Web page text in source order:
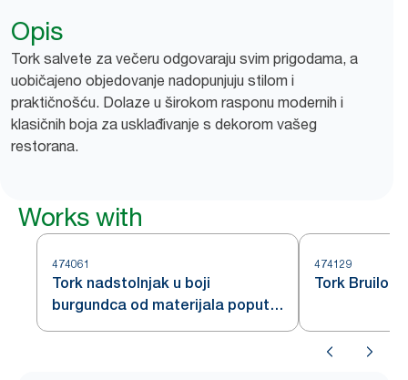
Opis
Tork salvete za večeru odgovaraju svim prigodama, a
uobičajeno objedovanje nadopunjuju stilom i
praktičnošću. Dolaze u širokom rasponu modernih i
klasičnih boja za usklađivanje s dekorom vašeg
restorana.
Works with
474061
Tork nadstolnjak u boji
burgundca od materijala poput
tkanine
474129
Tork